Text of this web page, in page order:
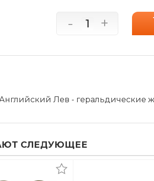
- +
Английский Лев - геральдические
СЛЕДУЮЩЕЕ